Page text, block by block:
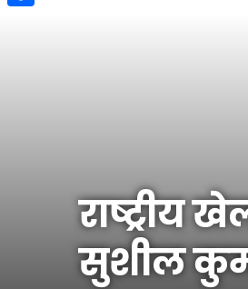
राष्ट्रीय
सुशील
Link